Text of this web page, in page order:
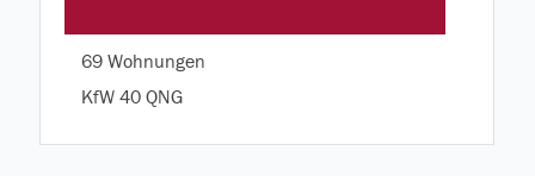
69 Wohnungen
KfW 40 QNG